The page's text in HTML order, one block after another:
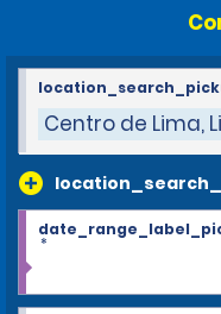
Centro de Lima,
*